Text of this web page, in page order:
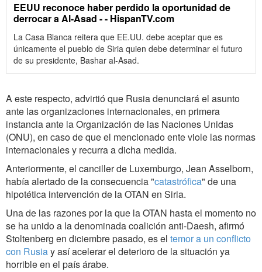
EEUU reconoce haber perdido la oportunidad de
derrocar a Al-Asad - - HispanTV.com
La Casa Blanca reitera que EE.UU. debe aceptar que es
únicamente el pueblo de Siria quien debe determinar el futuro
de su presidente, Bashar al-Asad.
A este respecto, advirtió que Rusia denunciará el asunto
ante las organizaciones internacionales, en primera
instancia ante la Organización de las Naciones Unidas
(ONU), en caso de que el mencionado ente viole las normas
internacionales y recurra a dicha medida.
Anteriormente, el canciller de Luxemburgo, Jean Asselborn,
había alertado de la consecuencia "catastrófica" de una
hipotética intervención de la OTAN en Siria.
Una de las razones por la que la OTAN hasta el momento no
se ha unido a la denominada coalición anti-Daesh, afirmó
Stoltenberg en diciembre pasado, es el temor a un conflicto
con Rusiay así acelerar el deterioro de la situación ya
horrible en el país árabe.